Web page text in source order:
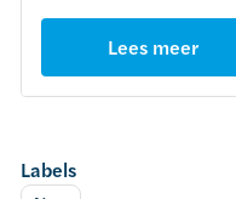
Lees meer
Labels